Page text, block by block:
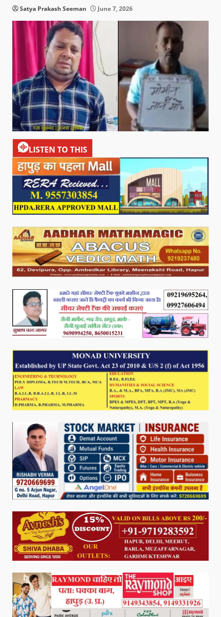
Satya Prakash Seeman June 7, 2026
LISTEN TO THIS